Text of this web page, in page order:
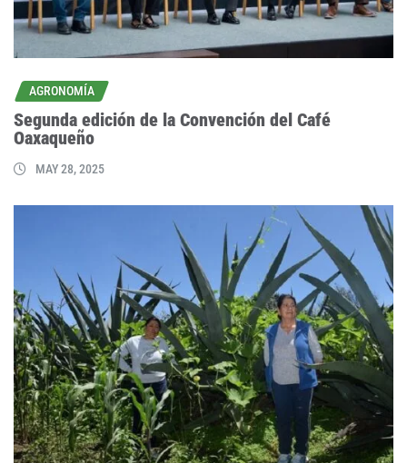
AGRONOMÍA
Segunda edición de la Convención del Café
Oaxaqueño
MAY 28, 2025